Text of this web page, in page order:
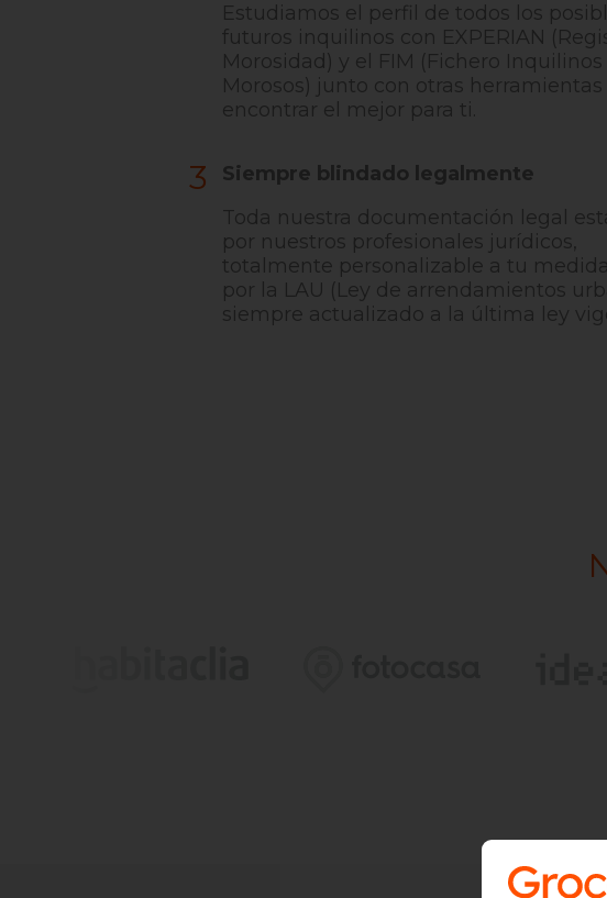
Estudiamos el perfil de todos los
futuros inquilinos con EXPERIAN
Morosidad) y el FIM (Fichero Inquilinos
Morosos) junto con otras herramientas
encontrar el mejor para ti.
3
Siempre blindado legalmente
Toda nuestra documentación legal
por nuestros profesionales jurídicos,
totalmente personalizable a tu
por la LAU (Ley de arrendamientos
siempre actualizado a la última ley